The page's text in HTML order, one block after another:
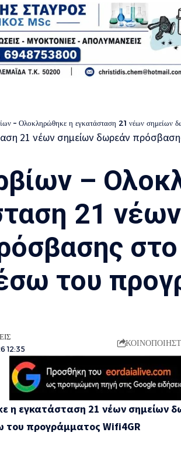
– Ολοκληρώθηκε η εγκατάσταση 21 νέων σημείων δωρεάν
–
21
στο
του
12:35
η εγκατάσταση 21 νέων σημείων
του προγράμματος Wifi4GR